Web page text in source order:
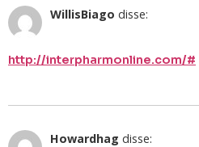
WillisBiago disse:
http://interpharmonline.com/#
Howardhag disse: